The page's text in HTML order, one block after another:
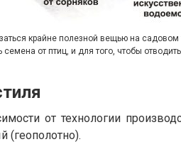
крайне полезной вещью на
от птиц, и для того, чтобы
от технологии
(геополотно).